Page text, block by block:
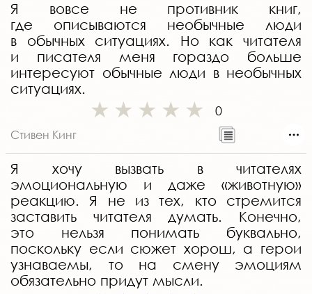
Я вовсе не противник книг,
где описываются необычные люди
в обычных ситуациях. Но как читателя
и писателя меня гораздо больше
интересуют обычные люди в необычных
ситуациях.
0
Стивен Кинг
Я хочу вызвать в читателях
эмоциональную и даже «животную»
реакцию. Я не из тех, кто стремится
заставить читателя думать. Конечно,
это нельзя понимать буквально,
поскольку если сюжет хорош, а герои
узнаваемы, то на смену эмоциям
обязательно придут мысли.